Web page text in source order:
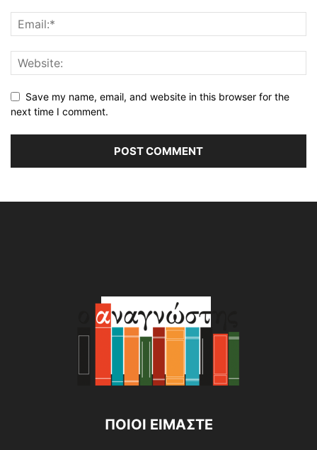
Save my name, email, and website in this browser for the
next time I comment.
ΠΟΙΟΙ ΕΙΜΑΣΤΕ